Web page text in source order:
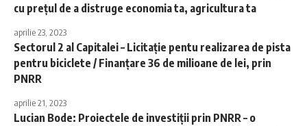
cu preţul de a distruge economia ta, agricultura ta
aprilie 23, 2023
Sectorul 2 al Capitalei – Licitaţie pentu realizarea de pista
pentru biciclete / Finanţare 36 de milioane de lei, prin
PNRR
aprilie 21, 2023
Lucian Bode: Proiectele de investiţii prin PNRR – o